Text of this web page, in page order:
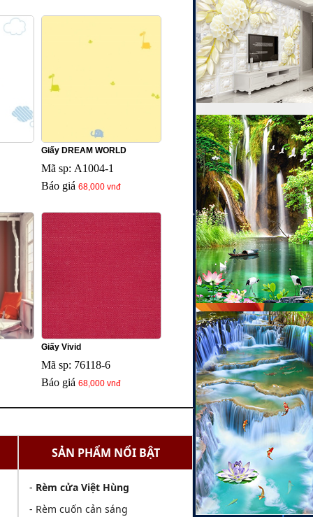
Giấy DREAM WORLD
Mã sp: A1004-1
Báo giá 68,000 vnđ
Giấy Vivid
Mã sp: 76118-6
Báo giá 68,000 vnđ
SẢN PHẨM NỔI BẬT
- Rèm cửa Việt Hùng
- Rèm cuốn cản sáng